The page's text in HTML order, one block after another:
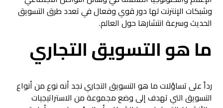
وشبكات الإنترنت لها دور قوي وفعال في تعدد طرق التسويق
الحديث وسرعة انتشارها حول العالم.
ما هو التسويق التجاري
رداً على تساؤلات ما هو التسويق التجاري نجد أنه نوع من أنواع
التسويق التي تهدف إلى وضع مجموعة من الاستراتيجيات